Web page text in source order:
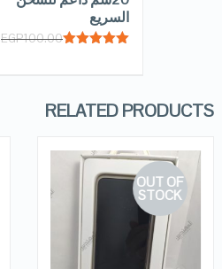
السريع
EGP100.00
RELATED PRODUCTS
OUT OF
STOCK
QUICK LOOK
VIEW DETAILS